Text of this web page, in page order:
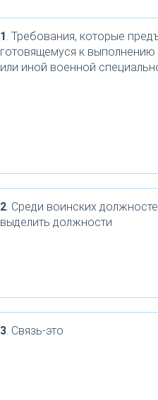
1. Требования, которые
готовящемуся к выполнению
или иной военной
2. Среди воинских
выделить должности
3. Связь-это